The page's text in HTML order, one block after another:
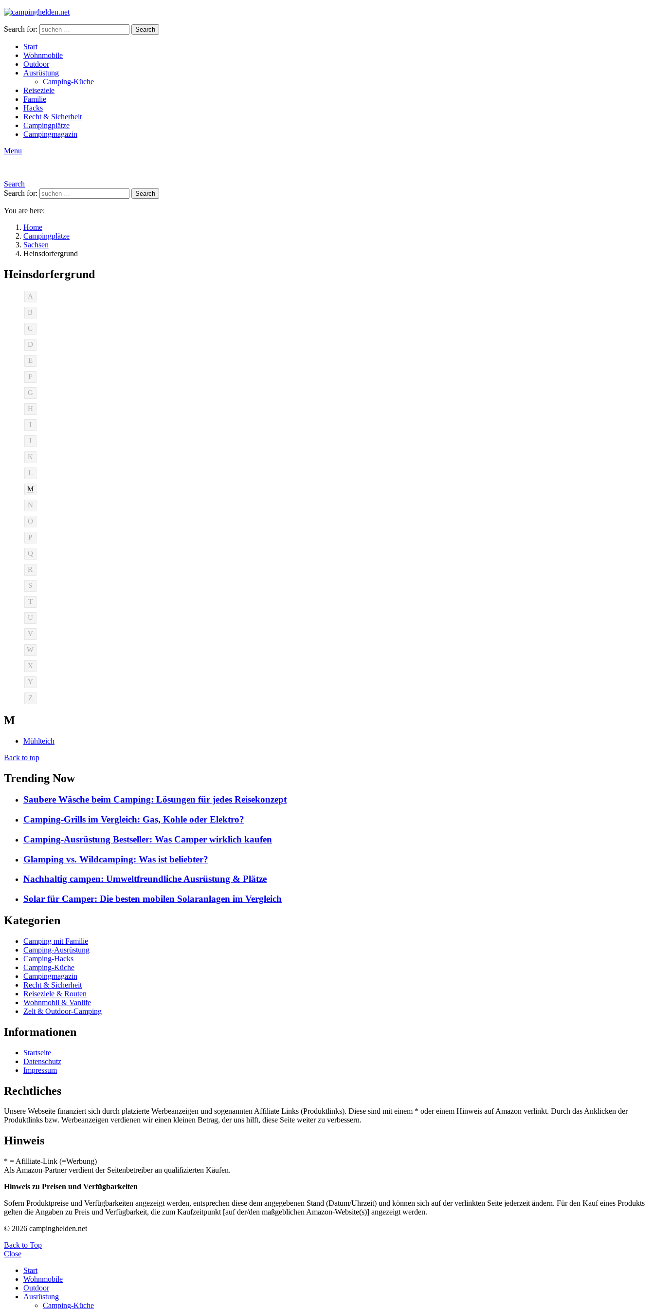
Search for: Search
Start
Wohnmobile
Outdoor
Ausrüstung
Camping-Küche
Reiseziele
Familie
Hacks
Recht & Sicherheit
Campingplätze
Campingmagazin
Menu
Search
Search for:
Search
You are here:
Home
Campingplätze
Sachsen
Heinsdorfergrund
Heinsdorfergrund
A
B
C
D
E
F
G
H
I
J
K
L
M
N
O
P
Q
R
S
T
U
V
W
X
Y
Z
M
Mühlteich
Back to top
Trending Now
Saubere Wäsche beim Camping: Lösungen für jedes Reisekonzept
Camping-Grills im Vergleich: Gas, Kohle oder Elektro?
Camping-Ausrüstung Bestseller: Was Camper wirklich kaufen
Glamping vs. Wildcamping: Was ist beliebter?
Nachhaltig campen: Umweltfreundliche Ausrüstung & Plätze
Solar für Camper: Die besten mobilen Solaranlagen im Vergleich
Kategorien
Camping mit Familie
Camping-Ausrüstung
Camping-Hacks
Camping-Küche
Campingmagazin
Recht & Sicherheit
Reiseziele & Routen
Wohnmobil & Vanlife
Zelt & Outdoor-Camping
Informationen
Startseite
Datenschutz
Impressum
Rechtliches
Unsere Webseite finanziert sich durch platzierte Werbeanzeigen und sogenannten Affiliate Links (Produktlinks). Diese sind mit einem * oder einem Hinweis auf Amazon verlinkt. Durch das Anklicken der
Produktlinks bzw. Werbeanzeigen verdienen wir einen kleinen Betrag, der uns hilft, diese Seite weiter zu verbessern.
Hinweis
* = Afilliate-Link (=Werbung)
Als Amazon-Partner verdient der Seitenbetreiber an qualifizierten Käufen.
Hinweis zu Preisen und Verfügbarkeiten
Sofern Produktpreise und Verfügbarkeiten angezeigt werden, entsprechen diese dem angegebenen Stand (Datum/Uhrzeit) und können sich auf der verlinkten Seite jederzeit ändern. Für den Kauf eines Produkts
gelten die Angaben zu Preis und Verfügbarkeit, die zum Kaufzeitpunkt [auf der/den maßgeblichen Amazon-Website(s)] angezeigt werden.
© 2026 campinghelden.net
Back to Top
Close
Start
Wohnmobile
Outdoor
Ausrüstung
Camping-Küche